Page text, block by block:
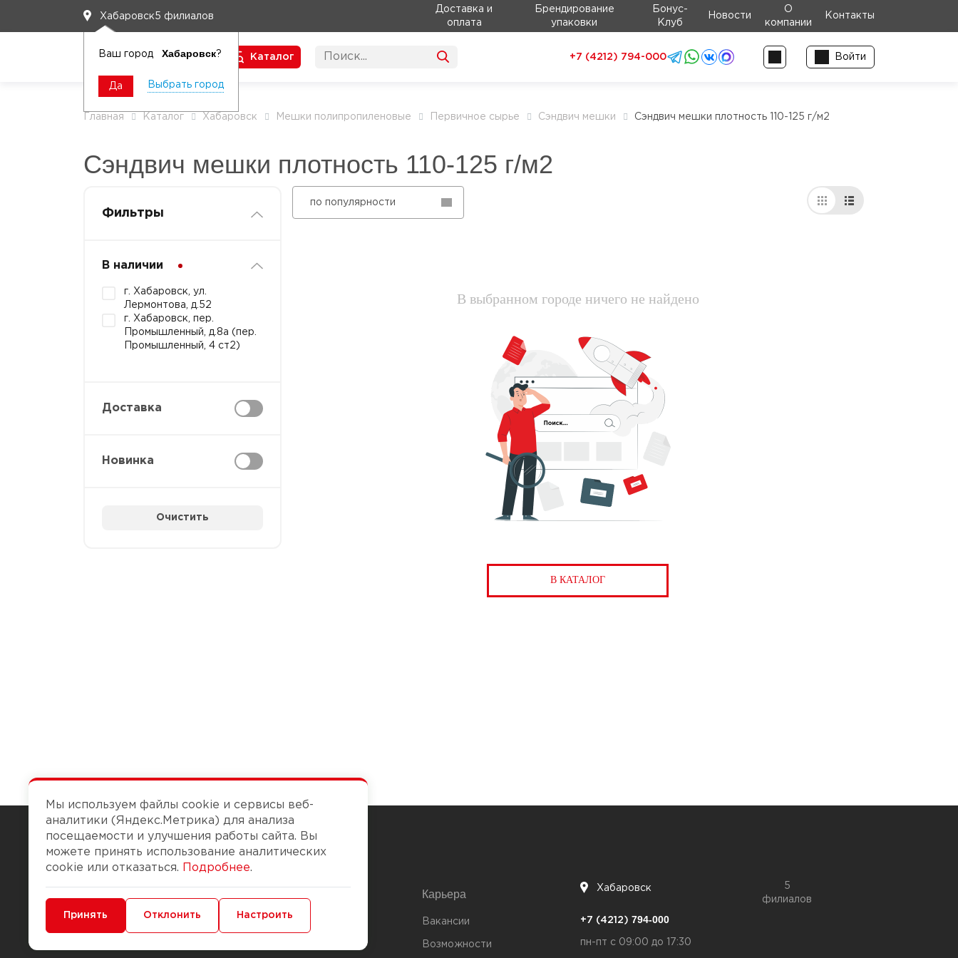
Хабаровск5 филиалов
Ваш город Хабаровск?
Да Выбрать город
Доставка и
оплата
Брендирование
упаковки
Бонус-
Клуб
Новости
О
компании
Контакты
Каталог +7 (4212) 794-000 Войти
Главная Каталог Хабаровск Мешки полипропиленовые Первичное сырье Сэндвич мешки Сэндвич мешки плотность 110-125 г/м2
Сэндвич мешки плотность 110-125 г/м2
Фильтры
В наличии
г. Хабаровск, ул.
Лермонтова, д.52
г. Хабаровск, пер.
Промышленный, д.8а (пер.
Промышленный, 4 ст2)
Доставка
Новинка
Очистить
по популярности
В выбранном городе ничего не найдено
В КАТАЛОГ
Чтобы вам легко работалось
Доставка и оплата
Карьера
Вакансии
Возможности
Хабаровск
5
филиалов
+7 (4212) 794-000
пн-пт с 09:00 до 17:30
Мы используем файлы cookie и сервисы веб-
аналитики (Яндекс.Метрика) для анализа
посещаемости и улучшения работы сайта. Вы
можете принять использование аналитических
cookie или отказаться.
Подробнее.
Минимальные Функциональные/Аналитические
Принять Отклонить Настроить